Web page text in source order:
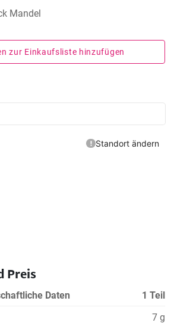
Mandel
zur Einkaufsliste hinzufügen
Preis
Daten
1 Teil
7 g